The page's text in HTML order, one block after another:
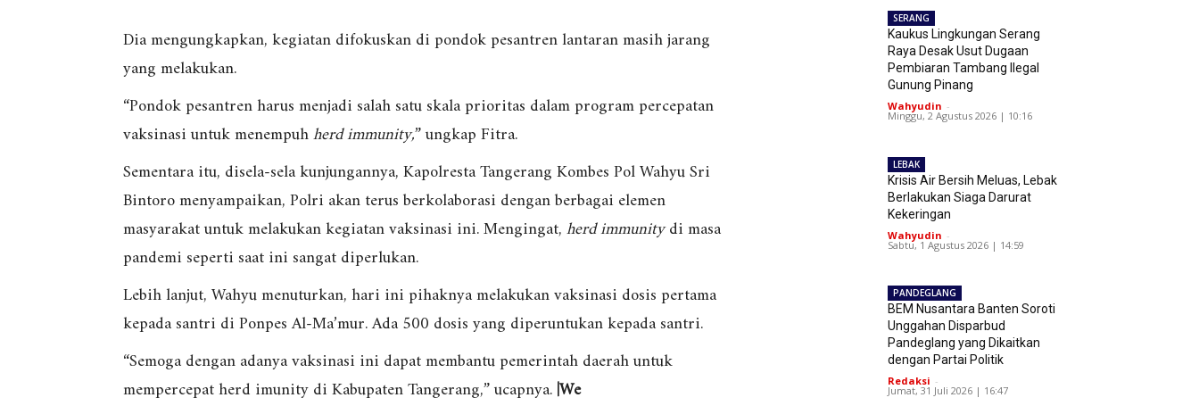
Dia mengungkapkan, kegiatan difokuskan di pondok pesantren lantaran masih jarang
yang melakukan.
“Pondok pesantren harus menjadi salah satu skala prioritas dalam program percepatan
vaksinasi untuk menempuhherd immunity,” ungkap Fitra.
Sementara itu, disela-sela kunjungannya, Kapolresta Tangerang Kombes Pol Wahyu Sri
Bintoro menyampaikan, Polri akan terus berkolaborasi dengan berbagai elemen
masyarakat untuk melakukan kegiatan vaksinasi ini. Mengingat,herd immunitydi masa
pandemi seperti saat ini sangat diperlukan.
Lebih lanjut, Wahyu menuturkan, hari ini pihaknya melakukan vaksinasi dosis pertama
kepada santri di Ponpes Al-Ma’mur. Ada 500 dosis yang diperuntukan kepada santri.
“Semoga dengan adanya vaksinasi ini dapat membantu pemerintah daerah untuk
mempercepat herd imunity di Kabupaten Tangerang,” ucapnya.|We
SERANG
Kaukus Lingkungan Serang
Raya Desak Usut Dugaan
Pembiaran Tambang Ilegal
Gunung Pinang
Wahyudin -
Minggu, 2 Agustus 2026 | 10:16
LEBAK
Krisis Air Bersih Meluas, Lebak
Berlakukan Siaga Darurat
Kekeringan
Wahyudin -
Sabtu, 1 Agustus 2026 | 14:59
PANDEGLANG
BEM Nusantara Banten Soroti
Unggahan Disparbud
Pandeglang yang Dikaitkan
dengan Partai Politik
Redaksi -
Jumat, 31 Juli 2026 | 16:47